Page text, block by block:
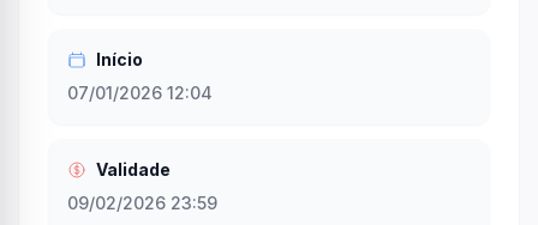
Início
07/01/2026 12:04
Validade
09/02/2026 23:59